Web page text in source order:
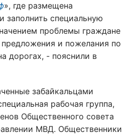
», где размещена
заполнить специальную
проблемы граждане
и пожелания по
дорогах, - пояснили в
забайкальцами
рабочая группа,
Общественного совета
МВД. Общественники